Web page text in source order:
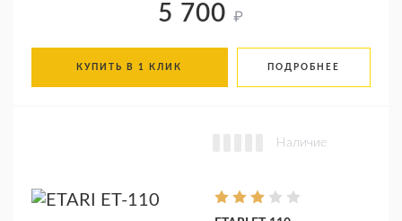
5 700 ₽
КУПИТЬ В 1 КЛИК ПОДРОБНЕЕ
Наличие